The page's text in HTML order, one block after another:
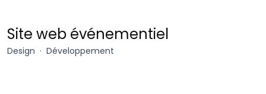
TEDx
Mines
Nancy
Site web événementiel
Design Développement